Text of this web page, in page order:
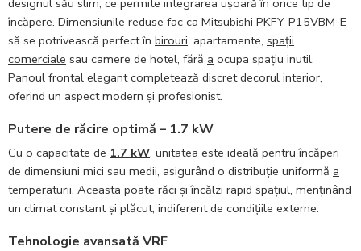
încăpere. Dimensiunile reduse fac ca Mitsubishi PKFY-P15VBM-E
să se potrivească perfect în birouri, apartamente, spații
comerciale sau camere de hotel, fără a ocupa spațiu inutil.
Panoul frontal elegant completează discret decorul interior,
oferind un aspect modern și profesionist.
Putere de răcire optimă – 1.7 kW
Cu o capacitate de 1.7 kW, unitatea este ideală pentru încăperi
de dimensiuni mici sau medii, asigurând o distribuție uniformă a
temperaturii. Aceasta poate răci și încălzi rapid spațiul, menținând
un climat constant și plăcut, indiferent de condițiile externe.
Tehnologie avansată VRF